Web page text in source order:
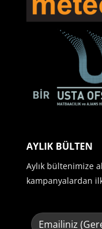
AYLIK BÜLTEN
Aylık bültenimize
kampanyalardan